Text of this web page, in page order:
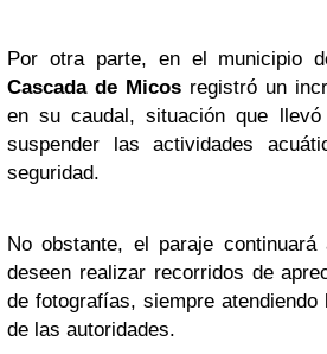
Por otra parte, en el municipio
Cascada de Micos registró un
en su caudal, situación que
suspender las actividades
seguridad.
No obstante, el paraje continuará
deseen realizar recorridos de
de fotografías, siempre atendiendo
de las autoridades.